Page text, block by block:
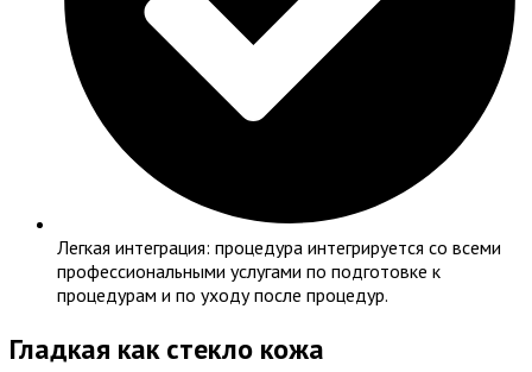
Легкая интеграция: процедура интегрируется со всеми
профессиональными услугами по подготовке к
процедурам и по уходу после процедур.
Гладкая как стекло кожа